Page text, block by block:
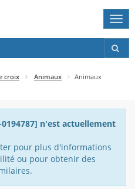
croix Animaux
Animaux
n'est actuellement
pour plus d'informations
ou pour obtenir des